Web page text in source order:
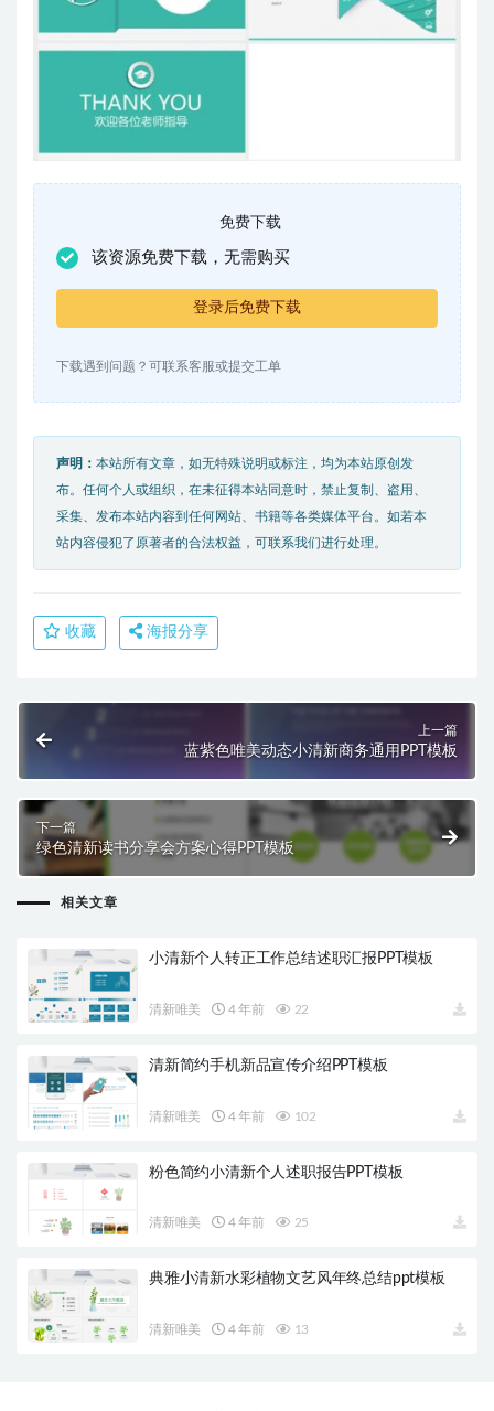
免费下载
该资源免费下载，无需购买
登录后免费下载
下载遇到问题？可联系客服或提交工单
声明： 本站所有文章，如无特殊说明或标注，均为本站原创发
布。任何个人或组织，在未征得本站同意时，禁止复制、盗用、
采集、发布本站内容到任何网站、书籍等各类媒体平台。如若本
站内容侵犯了原著者的合法权益，可联系我们进行处理。
收藏 海报分享
上一篇
蓝紫色唯美动态小清新商务通用PPT模板
下一篇
绿色清新读书分享会方案心得PPT模板
相关文章
小清新个人转正工作总结述职汇报PPT模板
清新唯美 4 年前 22
清新简约手机新品宣传介绍PPT模板
清新唯美 4 年前 102
粉色简约小清新个人述职报告PPT模板
清新唯美 4 年前 25
典雅小清新水彩植物文艺风年终总结ppt模板
清新唯美 4 年前 13